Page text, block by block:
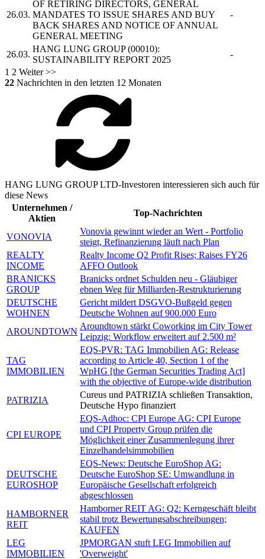
26.03.
OF RETIRING DIRECTORS, GENERAL
MANDATES TO ISSUE SHARES AND BUY
BACK SHARES AND NOTICE OF ANNUAL
GENERAL MEETING
-
26.03.
HANG LUNG GROUP(00010):
SUSTAINABILITY REPORT 2025
-
1 2 Weiter >>
22 Nachrichten in den letzten 12 Monaten
HANG LUNG GROUP LTD-Investoren interessieren sich auch für
diese News
Unternehmen /
Aktien
Top-Nachrichten
VONOVIA
Vonovia gewinnt wieder an Wert - Portfolio
steigt, Refinanzierung läuft nach Plan
REALTY
INCOME
Realty Income Q2 Profit Rises; Raises FY26
AFFO Outlook
BRANICKS
GROUP
Branicks ordnet Schulden neu - Gläubiger
ebnen Weg für Milliarden-Restrukturierung
DEUTSCHE
WOHNEN
Gericht mildert DSGVO-Bußgeld gegen
Deutsche Wohnen auf 900.000 Euro
AROUNDTOWN
Aroundtown stärkt Coworking im City Tower
Leipzig: Workflow erweitert auf 2.500 m²
TAG
IMMOBILIEN
EQS-PVR: TAG Immobilien AG: Release
according to Article 40, Section 1 of the
WpHG [the German Securities Trading Act]
with the objective of Europe-wide distribution
PATRIZIA
Cureus und PATRIZIA schließen Transaktion,
Deutsche Hypo finanziert
CPI EUROPE
EQS-Adhoc: CPI Europe AG: CPI Europe
und CPI Property Group prüfen die
Möglichkeit einer Zusammenlegung ihrer
Einzelhandelsimmobilien
DEUTSCHE
EUROSHOP
EQS-News: Deutsche EuroShop AG:
Deutsche EuroShop SE: Umwandlung in
Europäische Gesellschaft erfolgreich
abgeschlossen
HAMBORNER
REIT
Hamborner REIT AG: Q2: Kerngeschäft bleibt
stabil trotz Bewertungsabschreibungen;
KAUFEN
LEG
IMMOBILIEN
JPMORGAN stuft LEG Immobilien auf
'Overweight'